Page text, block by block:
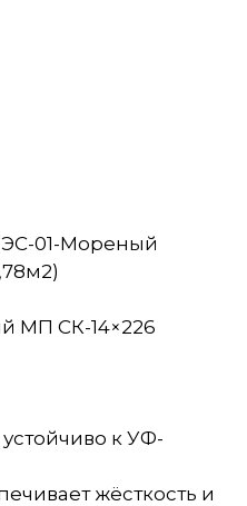
01-Мореный
МП СК-14×226
устойчиво к УФ-
жёсткость и